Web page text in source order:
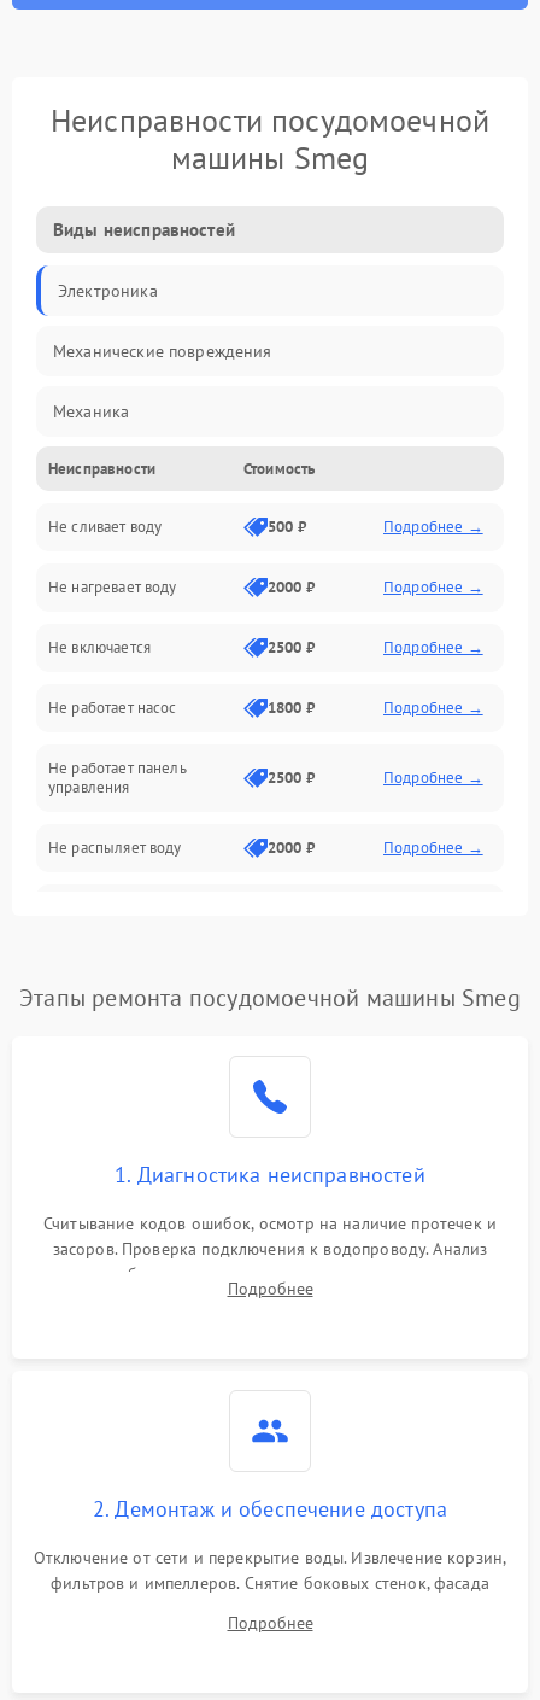
Неисправности посудомоечной
машины Smeg
Виды неисправностей
Электроника
Механические повреждения
Механика
Управление
Электропитание
Датчики
Нагрев
Вода
Гигиена
Программное обеспечение
Неисправности Стоимость
Не сливает воду 500 ₽ Подробнее →
Не нагревает воду 2000 ₽ Подробнее →
Не включается 2500 ₽ Подробнее →
Не работает насос 1800 ₽ Подробнее →
Не работает панель
управления
2500 ₽ Подробнее →
Не распыляет воду 2000 ₽ Подробнее →
воды
1800 ₽ Подробнее →
Проблемы с
Этапы ремонта посудомоечной машины Smeg
1. Диагностика неисправностей
Считывание кодов ошибок, осмотр на наличие протечек и
засоров. Проверка подключения к водопроводу. Анализ
жалоб на отсутствие слива, нагрева, вращения
разбрызгивателей или срабатывание системы защиты
Подробнее
2. Демонтаж и обеспечение доступа
Отключение от сети и перекрытие воды. Извлечение корзин,
фильтров и импеллеров. Снятие боковых стенок, фасада
циркуляционному насосу, ТЭНу и сливной помпе.
Подробнее